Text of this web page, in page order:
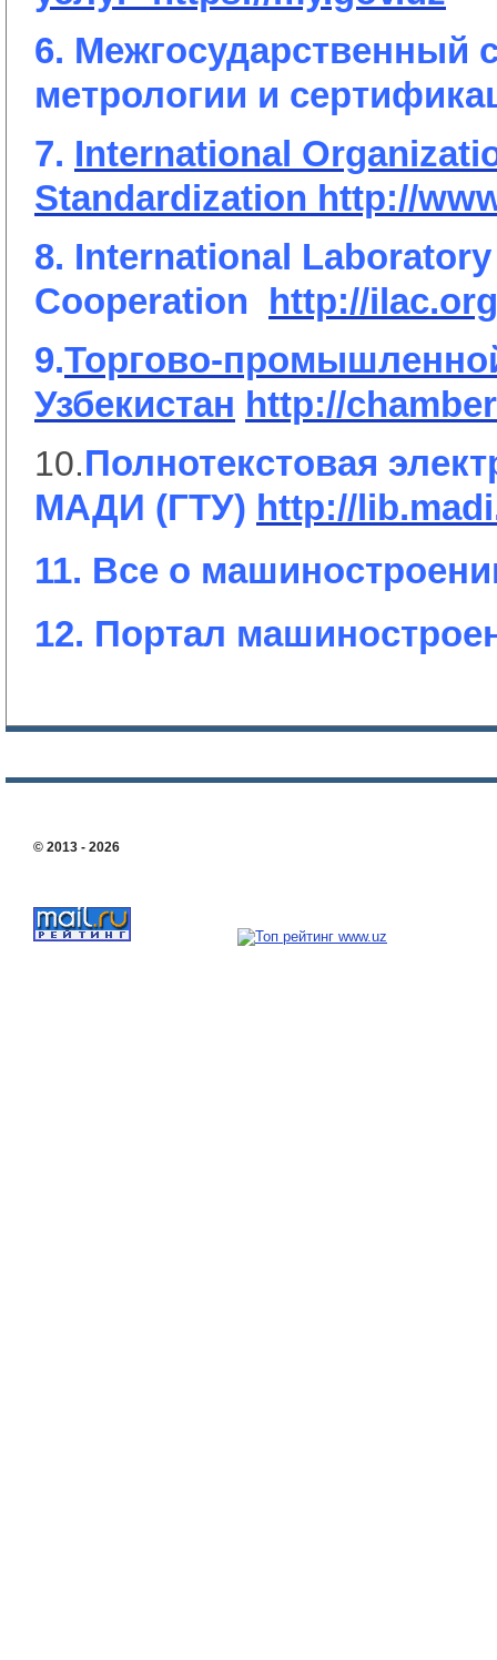
6. Межгосударственный
метрологии и
7. International
Standardization http://
8. International
Cooperation
http://ilac.org
9.Торгово-
Узбекистан http://
10.Полнотекстовая
МАДИ (ГТУ) http://
11. Все о
12. Портал
© 2013 - 2026